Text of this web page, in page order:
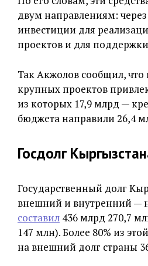
двум направлениям:
инвестиции для
проектов и для
Так Акжолов сообщил,
крупных проектов
из которых 17,9 млрд —
бюджета направили 26,4
Госдолг
Государственный долг
внешний и внутренний —
составил 436 млрд 270,7
147 млн). Более 80% из
на внешний долг страны